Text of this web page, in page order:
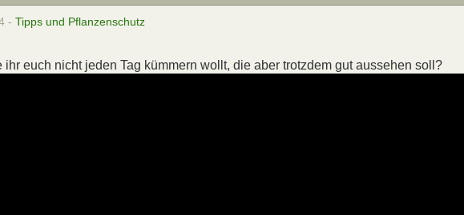
-Tipps und Pflanzenschutz
ihr euch nicht jeden Tag kümmern wollt, die aber trotzdem gut aussehen soll?